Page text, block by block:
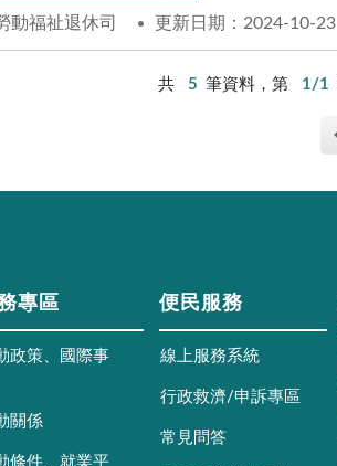
動福祉退休司 更新日期：2024-10-23
共 5 筆資料，第 1/1
專區
政策、國際事
關係
條件、就業平
便民服務
線上服務系統
行政救濟/申訴專區
常見問答